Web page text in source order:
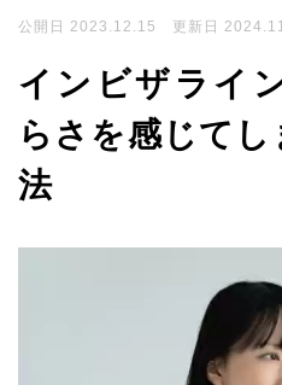
公開日 2023.12.15 更新日
インビザライ
らさを感じて
法